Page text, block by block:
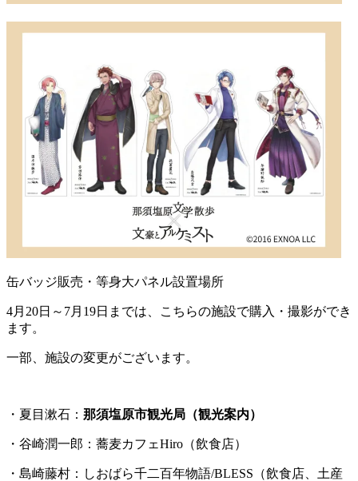
缶バッジ販売・等身大パネル設置場所
4月20日～7月19日までは、こちらの施設で購入・撮影ができ
ます。
一部、施設の変更がございます。
・夏目漱石： 那須塩原市観光局（観光案内）
・谷崎潤一郎：蕎麦カフェHiro（飲食店）
・島崎藤村：しおばら千二百年物語/BLESS（飲食店、土産